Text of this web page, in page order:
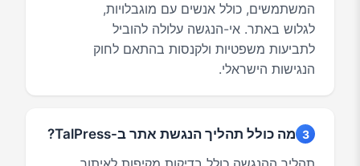
המשתמשים, כולל אנשים עם מוגבלויות,
לגלוש באתר. אי-הנגשה עלולה להוביל
לתביעות משפטיות ולקנסות בהתאם לחוק
הנגישות הישראלי.
3 מה כולל תהליך הנגשת אתר ב-TalPress?